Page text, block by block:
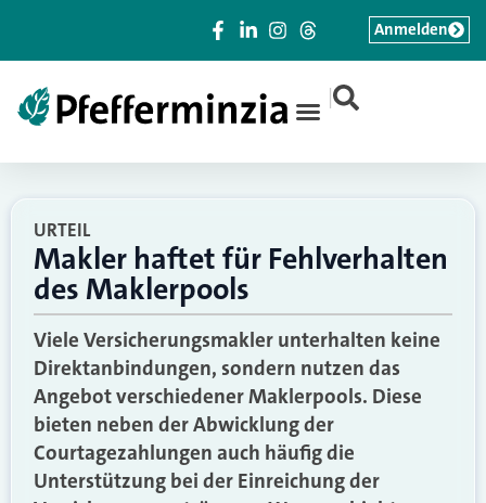
|
Anmelden
URTEIL
Makler haftet für Fehlverhalten
des Maklerpools
Viele Versicherungsmakler unterhalten keine
Direktanbindungen, sondern nutzen das
Angebot verschiedener Maklerpools. Diese
bieten neben der Abwicklung der
Courtagezahlungen auch häufig die
Unterstützung bei der Einreichung der